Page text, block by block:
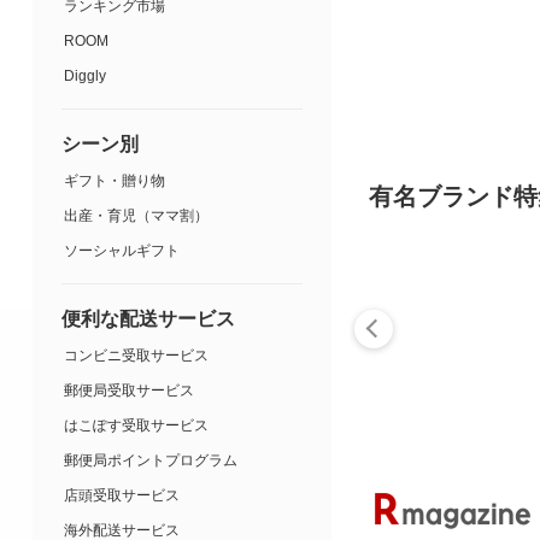
有名ブランド
ランキング市場
ROOM
Diggly
シーン別
ギフト・贈り物
出産・育児（ママ割）
ソーシャルギフト
便利な配送サービス
コンビニ受取サービス
郵便局受取サービス
はこぽす受取サービス
郵便局ポイントプログラム
店頭受取サービス
海外配送サービス